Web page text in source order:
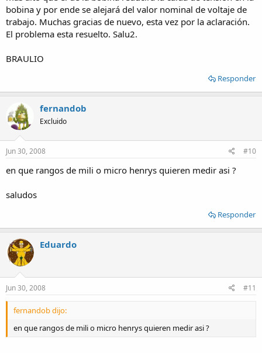
bobina y por ende se alejará del valor nominal de voltaje de
trabajo. Muchas gracias de nuevo, esta vez por la aclaración.
El problema esta resuelto. Salu2.
BRAULIO
Responder
fernandob
Excluido
Jun 30, 2008 #10
en que rangos de mili o micro henrys quieren medir asi ?
saludos
Responder
Eduardo
Jun 30, 2008 #11
fernandob dijo:
en que rangos de mili o micro henrys quieren medir asi ?